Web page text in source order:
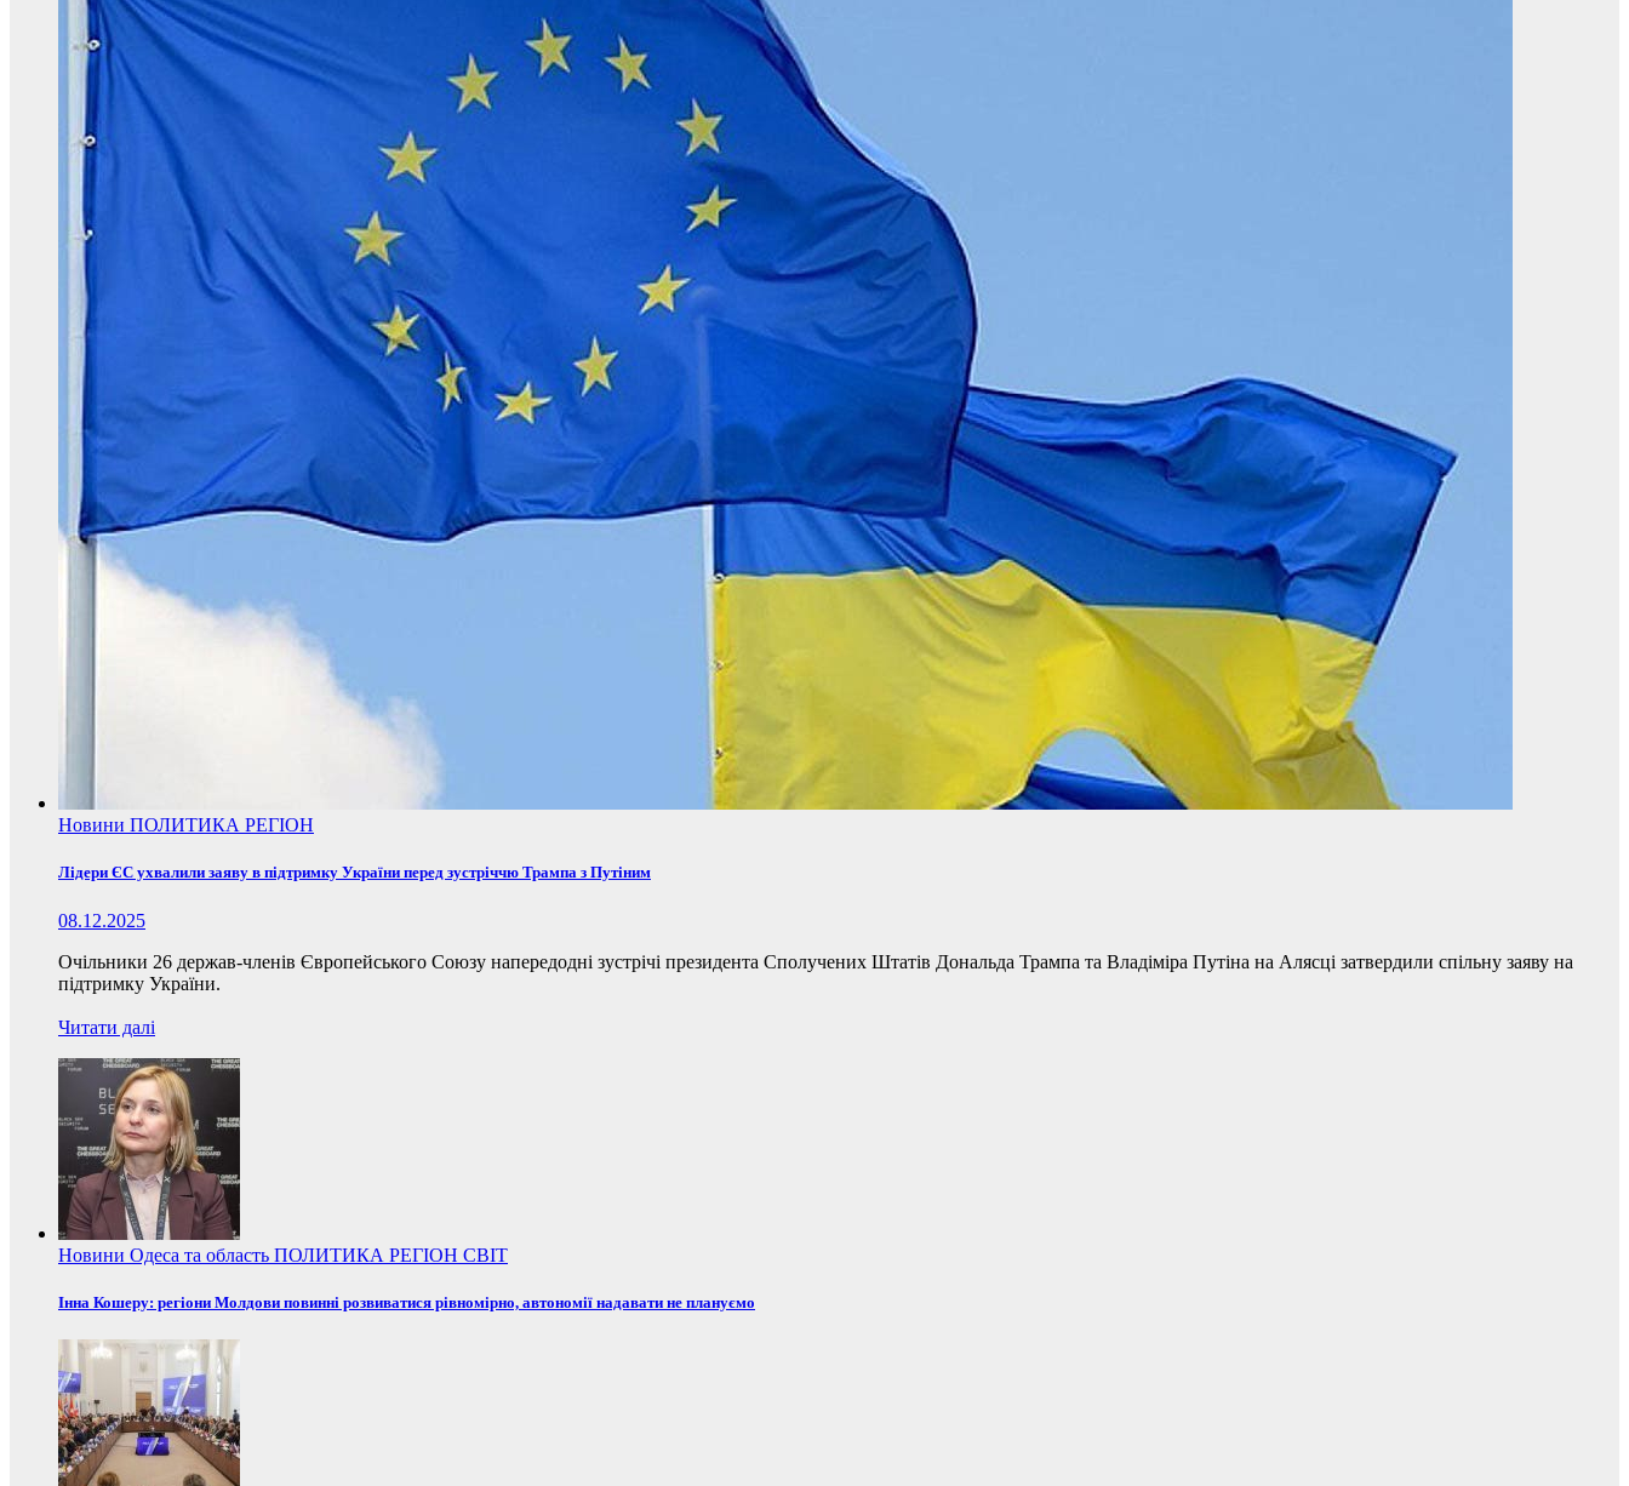
Новини ПОЛИТИКА РЕГІОН
Лідери ЄС ухвалили заяву в підтримку України перед зустріччю Трампа з Путіним
08.12.2025
Очільники 26 держав-членів Європейського Союзу напередодні зустрічі президента Сполучених Штатів Дональда Трампа та Владіміра Путіна на Алясці затвердили спільну заяву на
підтримку України.
Читати далі
Новини Одеса та область ПОЛИТИКА РЕГІОН СВІТ
Інна Кошеру: регіони Молдови повинні розвиватися рівномірно, автономії надавати не плануємо